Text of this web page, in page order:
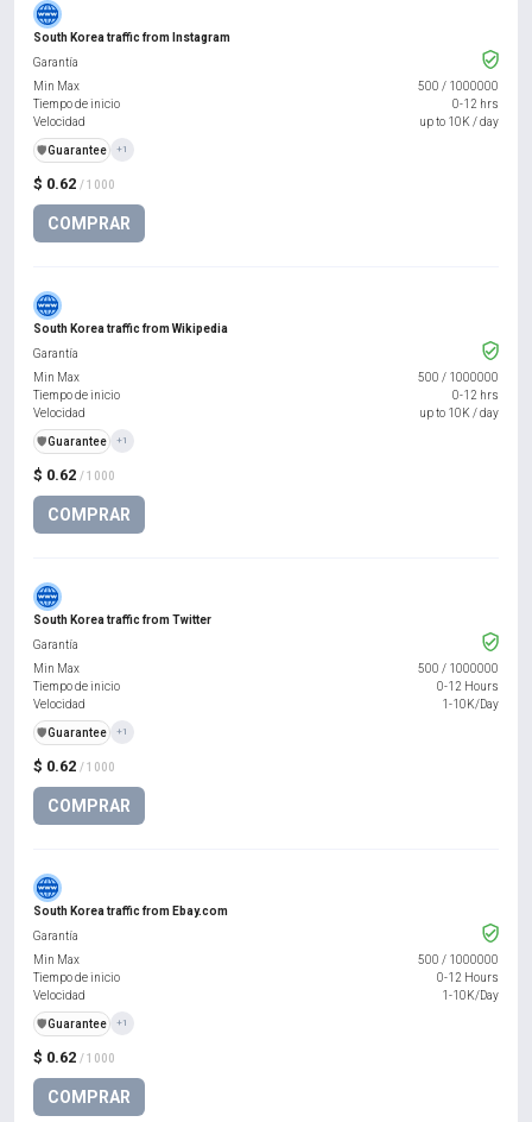
South Korea traffic from Instagram
$ 0.62 / 1000
COMPRAR
Garantía
Min Max
500 / 1000000
Tiempo de inicio
0-12 hrs
Velocidad
up to 10K / day
️🛡️Guarantee +1
South Korea traffic from Wikipedia
$ 0.62 / 1000
COMPRAR
Garantía
Min Max
500 / 1000000
Tiempo de inicio
0-12 hrs
Velocidad
up to 10K / day
️🛡️Guarantee +1
South Korea traffic from Twitter
$ 0.62 / 1000
COMPRAR
Garantía
Min Max
500 / 1000000
Tiempo de inicio
0-12 Hours
Velocidad
1-10K/Day
️🛡️Guarantee +1
South Korea traffic from Ebay.com
$ 0.62 / 1000
COMPRAR
Garantía
Min Max
500 / 1000000
Tiempo de inicio
0-12 Hours
Velocidad
1-10K/Day
️🛡️Guarantee +1